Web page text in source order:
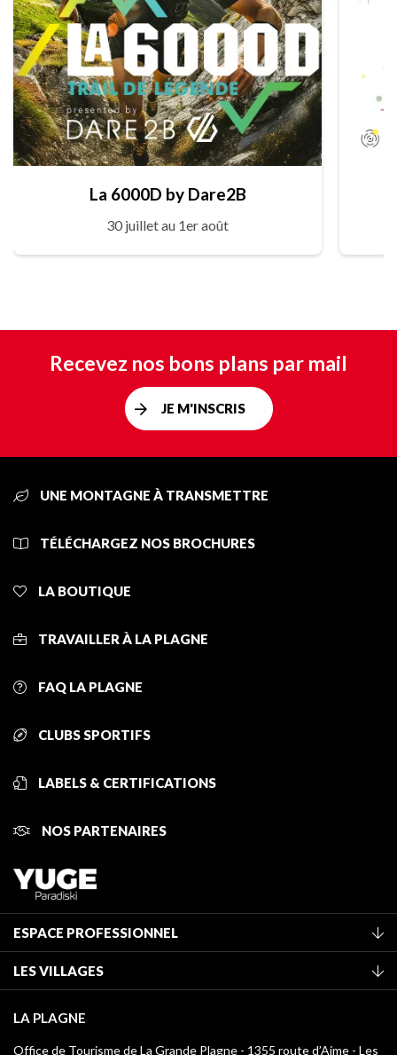
La 6000D by Dare2B
30 juillet au 1er août
Recevez nos bons plans par mail
JE M'INSCRIS
UNE MONTAGNE À TRANSMETTRE
TÉLÉCHARGEZ NOS BROCHURES
LA BOUTIQUE
TRAVAILLER À LA PLAGNE
FAQ LA PLAGNE
CLUBS SPORTIFS
LABELS & CERTIFICATIONS
NOS PARTENAIRES
ESPACE PROFESSIONNEL
Classement des meublés
Taxe de séjour
Médiathèque
LES VILLAGES
Montchavin - Les Coches
LA PLAGNE
Office de Tourisme de La Grande Plagne - 1355 route d’Aime - Les